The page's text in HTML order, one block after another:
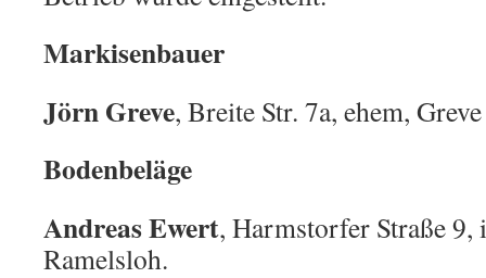
Markisenbauer
Jörn Greve, Breite Str. 7a, ehem,
Bodenbeläge
Andreas Ewert, Harmstorfer Straße 9,
Ramelsloh.